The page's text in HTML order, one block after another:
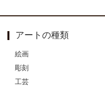
アートの種類
絵画
彫刻
工芸